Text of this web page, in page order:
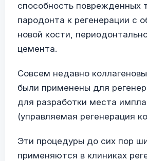
способность поврежденных
пародонта к регенерации с
новой кости,
цемента.
Совсем недавно
были применены для
для разработки места
(управляемая регенерация
Эти процедуры до сих пор
применяются в клиниках